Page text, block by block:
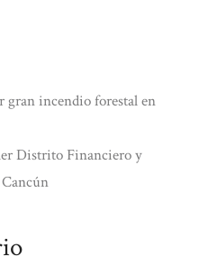
gran incendio forestal en
Distrito Financiero y